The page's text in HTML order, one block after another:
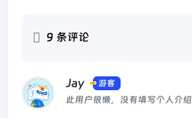
9 条评论
Jay 游客
此用户很懒，没有填写个人介绍